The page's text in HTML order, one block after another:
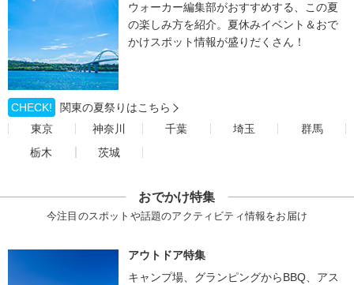
ウォーカー編集部がおすすめする、この夏
の楽しみ方を紹介。夏休みイベント＆おで
かけスポット情報が盛りだくさん！
CHECK!
関東の夏祭りはこちら
東京
神奈川 千葉 埼玉
群馬
栃木
茨城
おでかけ特集
今注目のスポットや話題のアクティビティ情報をお届け
アウトドア特集
キャンプ場、グランピングからBBQ、アス